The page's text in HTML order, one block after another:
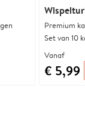
Premium
Set van 10
Vanaf
€ 5,99